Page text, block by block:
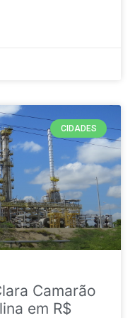
CIDADES
Camarão
em R$